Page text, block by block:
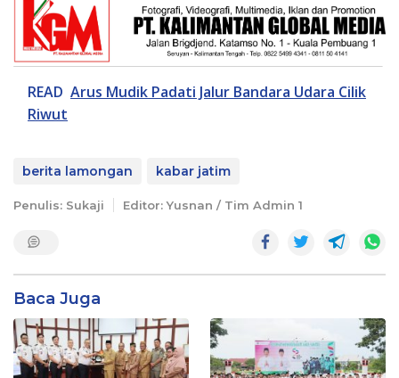
READ Arus Mudik Padati Jalur Bandara Udara Cilik
Riwut
berita lamongan kabar jatim
Penulis: Sukaji Editor: Yusnan / Tim Admin 1
Baca Juga